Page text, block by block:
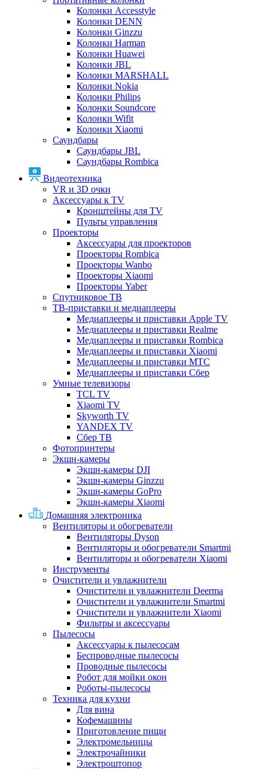
Колонки Accesstyle
Колонки DENN
Колонки Ginzzu
Колонки Harman
Колонки Huawei
Колонки JBL
Колонки MARSHALL
Колонки Nokia
Колонки Philips
Колонки Soundcore
Колонки Wifit
Колонки Xiaomi
Саундбары
Саундбары JBL
Саундбары Rombica
Видеотехника
VR и 3D очки
Аксессуары к TV
Кронштейны для TV
Пульты управления
Проекторы
Аксессуары для проекторов
Проекторы Rombica
Проекторы Wanbo
Проекторы Xiaomi
Проекторы Yaber
Спутниковое ТВ
ТВ-приставки и медиаплееры
Медиаплееры и приставки Apple TV
Медиаплееры и приставки Realme
Медиаплееры и приставки Rombica
Медиаплееры и приставки Xiaomi
Медиаплееры и приставки МТС
Медиаплееры и приставки Сбер
Умные телевизоры
TCL TV
Xiaomi TV
Skyworth TV
YANDEX TV
Сбер ТВ
Фотопринтеры
Экшн-камеры
Экшн-камеры DJI
Экшн-камеры Ginzzu
Экшн-камеры GoPro
Экшн-камеры Xiaomi
Домашняя электроника
Вентиляторы и обогреватели
Вентиляторы Dyson
Вентиляторы и обогреватели Smartmi
Вентиляторы и обогреватели Xiaomi
Инструменты
Очистители и увлажнители
Очистители и увлажнители Deerma
Очистители и увлажнители Smartmi
Очистители и увлажнители Xiaomi
Фильтры и аксессуары
Пылесосы
Аксессуары к пылесосам
Беспроводные пылесосы
Проводные пылесосы
Робот для мойки окон
Роботы-пылесосы
Техника для кухни
Для вина
Кофемашины
Приготовление пищи
Электромельницы
Электрочайники
Электроштопор